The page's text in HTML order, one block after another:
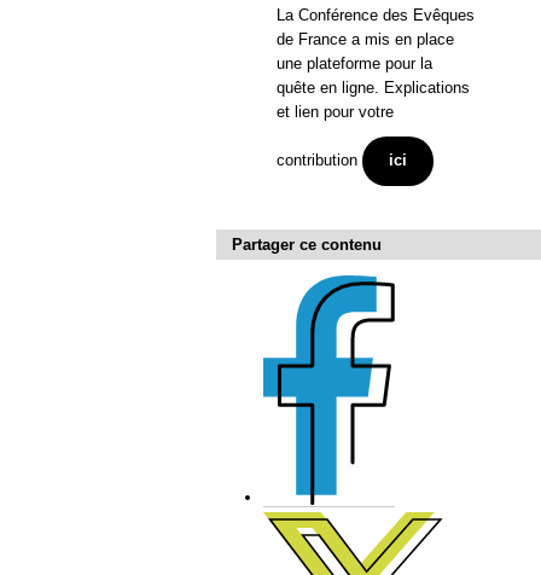
La Conférence des Evêques
de France a mis en place
une plateforme pour la
quête en ligne. Explications
et lien pour votre
contribution ici
Partager ce contenu